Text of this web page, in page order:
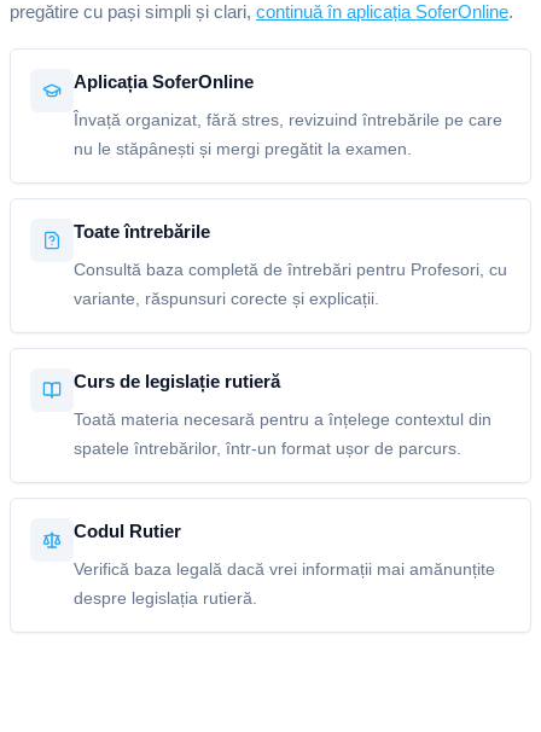
pregătire cu pași simpli și clari, continuă în aplicația SoferOnline.
Aplicația SoferOnline
Învață organizat, fără stres, revizuind întrebările pe care
nu le stăpânești și mergi pregătit la examen.
Toate întrebările
Consultă baza completă de întrebări pentru Profesori, cu
variante, răspunsuri corecte și explicații.
Curs de legislație rutieră
Toată materia necesară pentru a înțelege contextul din
spatele întrebărilor, într-un format ușor de parcurs.
Codul Rutier
Verifică baza legală dacă vrei informații mai amănunțite
despre legislația rutieră.